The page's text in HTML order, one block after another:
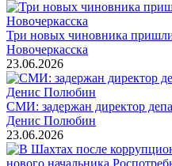
Три новых чиновника
Новочеркасска
23.06.2026
СМИ: задержан директор
Денис Полюбин
23.06.2026